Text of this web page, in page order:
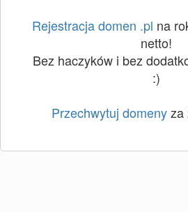
Rejestracja domen .pl na
netto!
Bez haczyków i bez
:)
Przechwytuj domenyza